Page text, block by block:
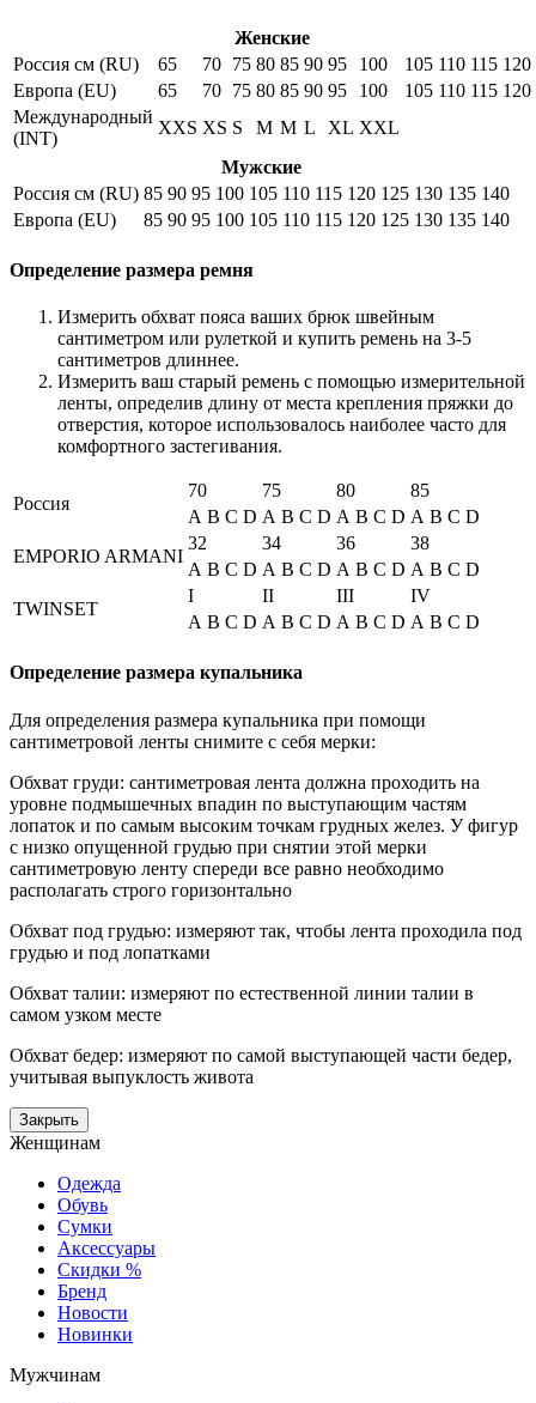
Женские
Россия см (RU)
65 70 75 80 85 90 95 100 105 110 115 120
Европа (EU)
65 70 75 80 85 90 95 100 105 110 115 120
Международный
(INT)
XXS XS S M M L XL XXL
Мужские
Россия см (RU) 85 90 95 100 105 110 115 120 125 130 135 140
Европа (EU)
85 90 95 100 105 110 115 120 125 130 135 140
Определение размера ремня
Измерить обхват пояса ваших брюк швейным
сантиметром или рулеткой и купить ремень на 3-5
сантиметров длиннее.
Измерить ваш старый ремень с помощью измерительной
ленты, определив длину от места крепления пряжки до
отверстия, которое использовалось наиболее часто для
комфортного застегивания.
Россия
70 75 80
85
A B C D A B C D A B C D A B C D
EMPORIO ARMANI
32 34 36
38
A B C D A B C D A B C D A B C D
TWINSET
I II III
IV
A B C D A B C D A B C D A B C D
Определение размера купальника
Для определения размера купальника при помощи
сантиметровой ленты снимите с себя мерки:
Обхват груди: сантиметровая лента должна проходить на
уровне подмышечных впадин по выступающим частям
лопаток и по самым высоким точкам грудных желез. У фигур
с низко опущенной грудью при снятии этой мерки
сантиметровую ленту спереди все равно необходимо
располагать строго горизонтально
Обхват под грудью: измеряют так, чтобы лента проходила под
грудью и под лопатками
Обхват талии: измеряют по естественной линии талии в
самом узком месте
Обхват бедер: измеряют по самой выступающей части бедер,
учитывая выпуклость живота
Закрыть
Женщинам
Одежда
Обувь
Сумки
Аксессуары
Скидки %
Бренд
Новости
Новинки
Мужчинам